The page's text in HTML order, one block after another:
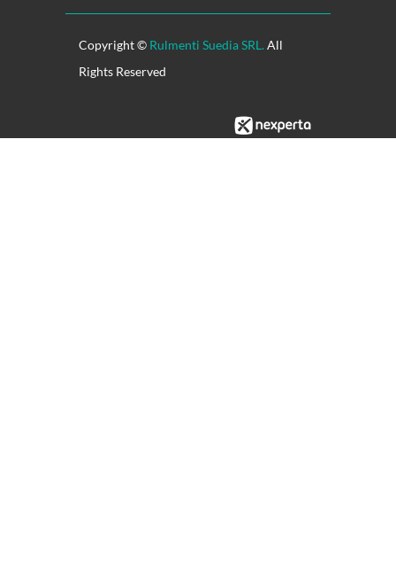
Copyright © Rulmenti Suedia SRL. All
Rights Reserved